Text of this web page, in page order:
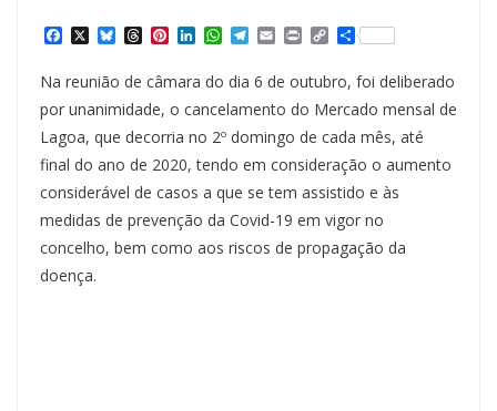
a
e
b
o
o
k
X B
e
s
k
y
T
h
e
a
d
s
P
t
e
r
e
s
t
L
k
e
d
I
n
W
h
t
s
A
p
p
T
e
e
g
r
a
m
E
m
i
l
P
n
t
C
o
y
L
i
n
k
S
h
a
r
e
Na reunião de câmara do dia 6 de outubro, foi deliberado
por unanimidade, o cancelamento do Mercado mensal de
Lagoa, que decorria no 2º domingo de cada mês, até
final do ano de 2020, tendo em consideração o aumento
considerável de casos a que se tem assistido e às
medidas de prevenção da Covid-19 em vigor no
concelho, bem como aos riscos de propagação da
doença.